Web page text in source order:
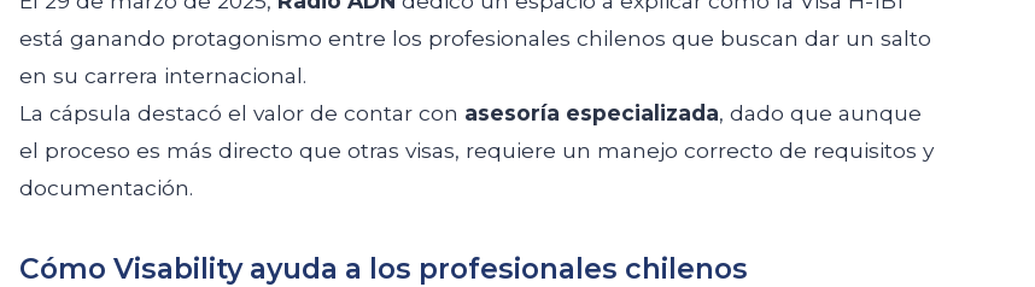
está ganando protagonismo entre los profesionales chilenos que buscan dar un salto
en su carrera internacional.
La cápsula destacó el valor de contar con asesoría especializada, dado que aunque
el proceso es más directo que otras visas, requiere un manejo correcto de requisitos y
documentación.
Cómo Visability ayuda a los profesionales chilenos